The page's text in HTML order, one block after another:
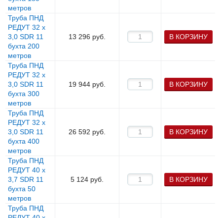
метров
Труба ПНД
РЕДУТ 32 х
3,0 SDR 11
бухта 200
метров
13 296 руб. В КОРЗИНУ
Труба ПНД
РЕДУТ 32 х
3,0 SDR 11
бухта 300
метров
19 944 руб. В КОРЗИНУ
Труба ПНД
РЕДУТ 32 х
3,0 SDR 11
бухта 400
метров
26 592 руб. В КОРЗИНУ
Труба ПНД
РЕДУТ 40 х
3,7 SDR 11
бухта 50
метров
5 124 руб. В КОРЗИНУ
Труба ПНД